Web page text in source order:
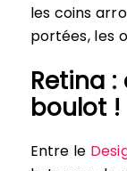
les coins
portées, les
Retina :
boulot !
Entre le